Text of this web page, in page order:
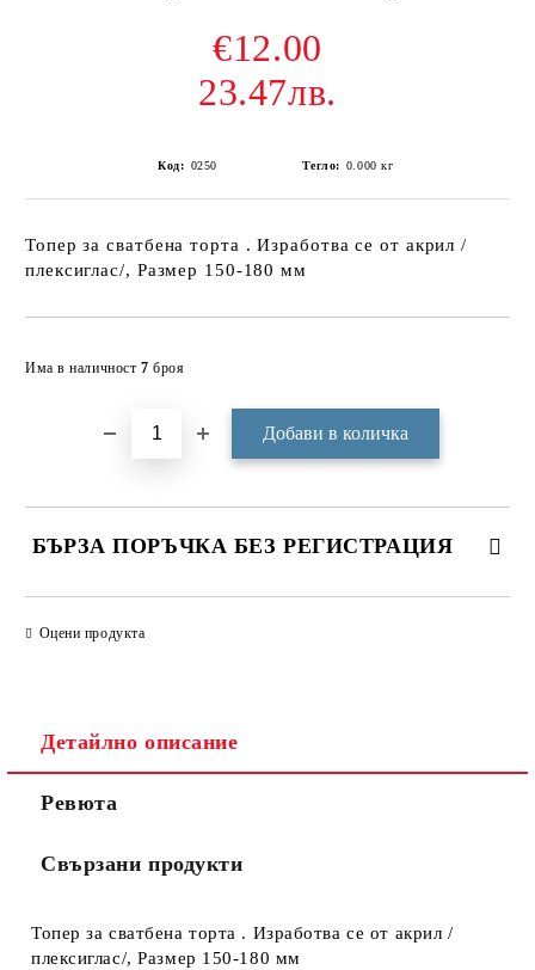
€12.00
23.47лв.
Код: 0250 Тегло: 0.000 кг
Топер за сватбена торта . Изработва се от акрил /
плексиглас/, Размер 150-180 мм
Има в наличност 7 броя
БЪРЗА ПОРЪЧКА БЕЗ РЕГИСТРАЦИЯ
Оцени продукта
Детайлно описание
Ревюта
Свързани продукти
Топер за сватбена торта . Изработва се от акрил /
плексиглас/, Размер 150-180 мм